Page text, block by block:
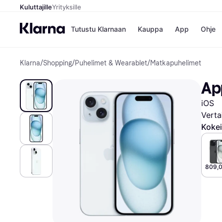
KuluttajilleYrityksille
Tutustu Klarnaan Kauppa
Kaupat
Gigantti
H&M
Peten
Wolt
App Ohje
Klarna/Shopping/Puhelimet & Wearablet/Matkapuhelimet
iOS